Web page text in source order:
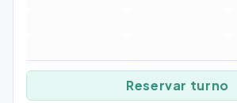
Reservar turno